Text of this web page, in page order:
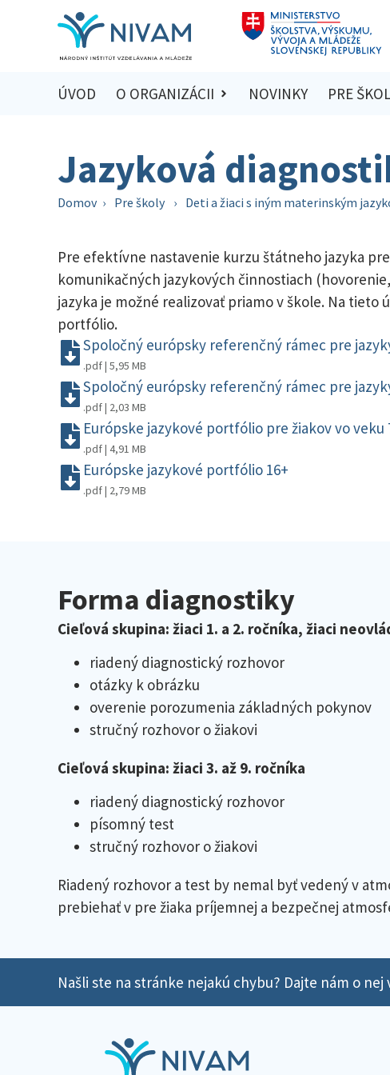
ÚVOD O ORGANIZÁCII NOVINKY PRE
Jazyková
Domov › Pre školy › Deti a žiaci s iným materinským
Pre efektívne nastavenie kurzu štátneho jazyka
komunikačných jazykových činnostiach
jazyka je možné realizovať priamo v škole. Na
portfólio.
Spoločný európsky referenčný rámec pre
.pdf | 5,95 MB
Spoločný európsky referenčný rámec pre
.pdf | 2,03 MB
Európske jazykové portfólio pre žiakov vo veku
.pdf | 4,91 MB
Európske jazykové portfólio 16+
.pdf | 2,79 MB
Forma diagnostiky
Cieľová skupina: žiaci 1. a 2. ročníka, žiaci
riadený diagnostický rozhovor
otázky k obrázku
overenie porozumenia základných pokynov
stručný rozhovor o žiakovi
Cieľová skupina: žiaci 3. až 9. ročníka
riadený diagnostický rozhovor
písomný test
stručný rozhovor o žiakovi
Riadený rozhovor a test by nemal byť vedený v
prebiehať v pre žiaka príjemnej a bezpečnej
Našli ste na stránke nejakú chybu? Dajte nám o nej